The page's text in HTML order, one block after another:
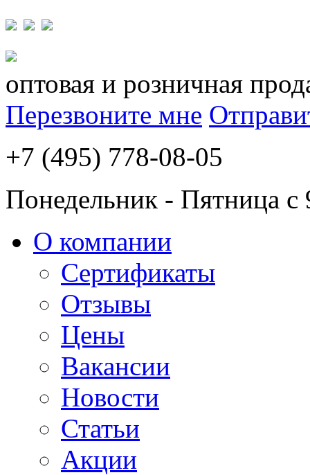
оптовая и розничная
Перезвоните мне
+7 (495) 778-08-05
Понедельник - Пятница с
О компании
Сертификаты
Отзывы
Цены
Вакансии
Новости
Статьи
Акции